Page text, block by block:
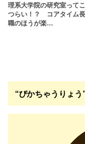
理系大学院の研究室って
つらい！？ コアタイム
職のほうが楽…
“ぴかちゃうりょう